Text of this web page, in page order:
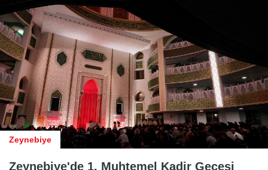
Zeynebiye
Zeynebiye'de 1. Muhtemel Kadir Gecesi